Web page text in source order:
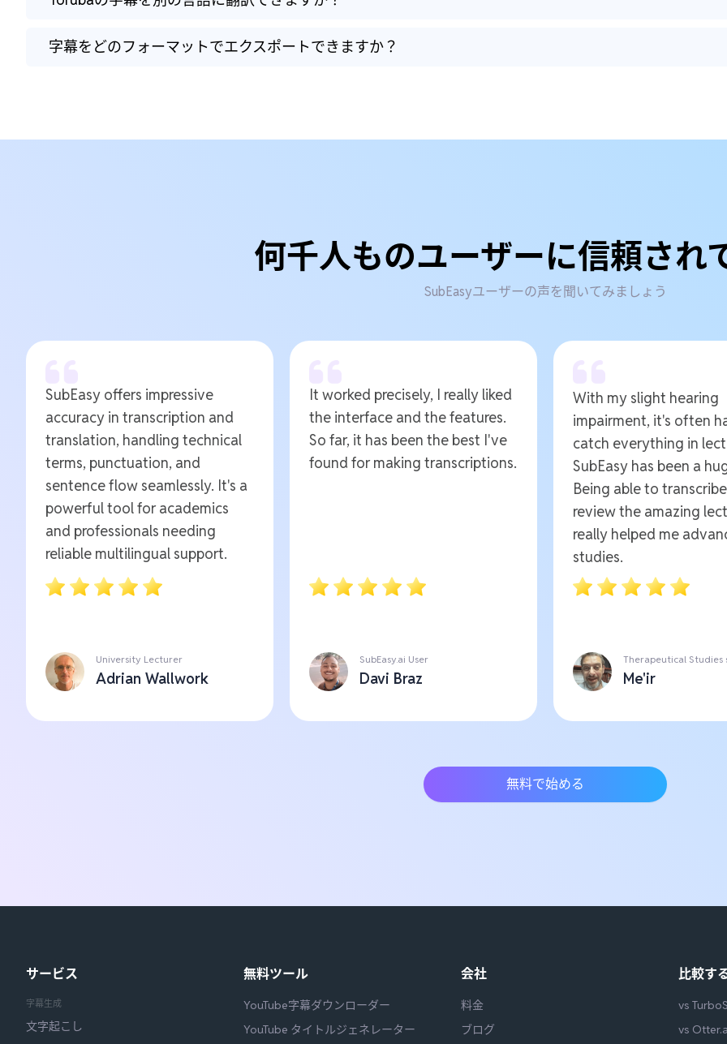
字幕をどのフォーマットでエクスポートできますか？
何千人ものユーザーに信頼され
SubEasyユーザーの声を聞いてみましょう
SubEasy offers impressive
accuracy in transcription and
translation, handling technical
terms, punctuation, and
sentence flow seamlessly. It's a
powerful tool for academics
and professionals needing
reliable multilingual support.
University Lecturer
Adrian Wallwork
It worked precisely, I really liked
the interface and the features.
So far, it has been the best I've
found for making transcriptions.
SubEasy.ai User
Davi Braz
With my slight hearing
impairment, it's often
catch everything in
SubEasy has been a
Being able to
review the amazing
really helped me
studies.
Therapeutical Studies
Me'ir
無料で始める
サービス
字幕生成
文字起こし
無料ツール
YouTube字幕ダウンローダー
YouTube タイトルジェネレーター
会社
料金
ブログ
比較す
vs
vs